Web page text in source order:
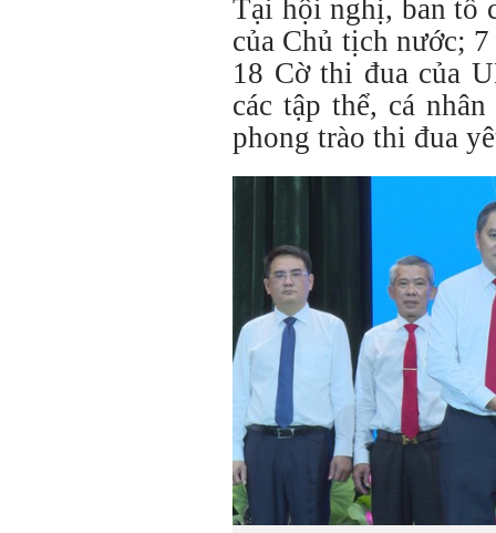
Tại hội nghị, ban tổ
của Chủ tịch nước;
18 Cờ thi đua của
các tập thể, cá
phong trào thi đua